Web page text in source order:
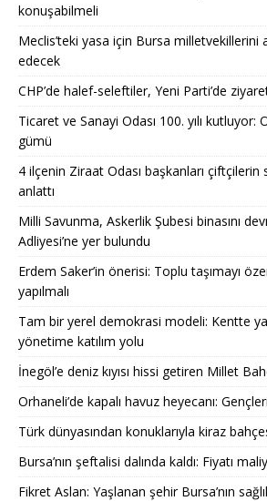
konuşabilmeli
Meclis’teki yasa için Bursa milletvekillerini
edecek
CHP’de halef-seleftiler, Yeni Parti’de
Ticaret ve Sanayi Odası 100. yılı kutluyor:
gümü
4 ilçenin Ziraat Odası başkanları çiftçilerin
anlattı
Milli Savunma, Askerlik Şubesi binasını
Adliyesi’ne yer bulundu
Erdem Saker’in önerisi: Toplu taşımayı
yapılmalı
Tam bir yerel demokrasi modeli: Kentte
yönetime katılım yolu
İnegöl’e deniz kıyısı hissi getiren Millet
Orhaneli’de kapalı havuz heyecanı:
Türk dünyasından konuklarıyla kiraz
Bursa’nın şeftalisi dalında kaldı: Fiyatı
Fikret Aslan: Yaşlanan şehir Bursa’nın